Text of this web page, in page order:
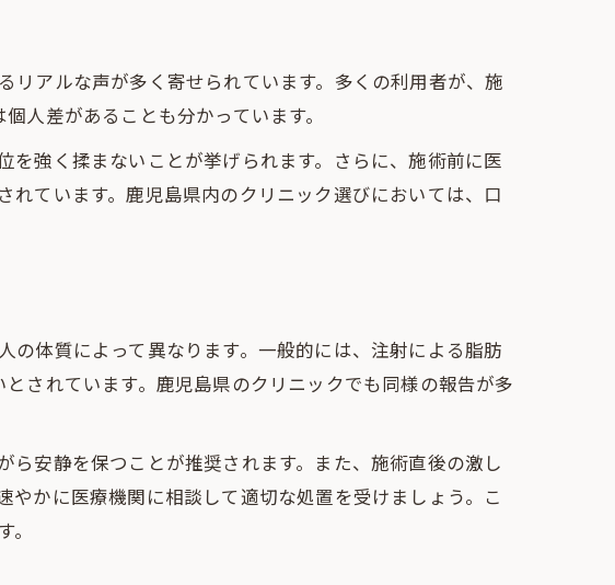
の注意点
見分け方
診の必要性
アルな声が多く寄せられています。多くの利用者が、施
人差があることも分かっています。
強く揉まないことが挙げられます。さらに、施術前に医
ています。鹿児島県内のクリニック選びにおいては、口
体質によって異なります。一般的には、注射による脂肪
されています。鹿児島県のクリニックでも同様の報告が多
安静を保つことが推奨されます。また、施術直後の激し
かに医療機関に相談して適切な処置を受けましょう。こ